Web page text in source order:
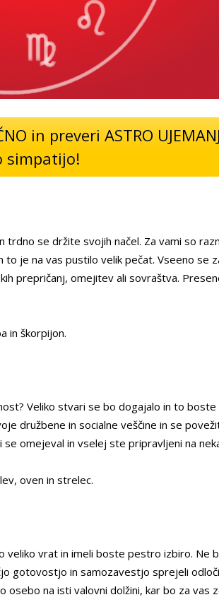
in preveri ASTRO
simpatijo!
trdno se držite svojih načel. Za vami so
to je na vas pustilo velik pečat. Vseeno se
prepričanj, omejitev ali sovraštva.
in škorpijon.
Veliko stvari se bo dogajalo in to boste
družbene in socialne veščine in se
omejeval in vselej ste pripravljeni na
oven in strelec.
veliko vrat in imeli boste pestro izbiro. Ne
gotovostjo in samozavestjo sprejeli
osebo na isti valovni dolžini, kar bo za vas